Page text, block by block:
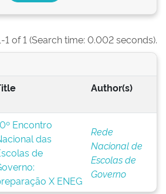
1 of 1 (Search time: 0.002 seconds).
Author(s)
Encontro
das
de
X ENEG
Rede
Nacional de
Escolas de
Governo